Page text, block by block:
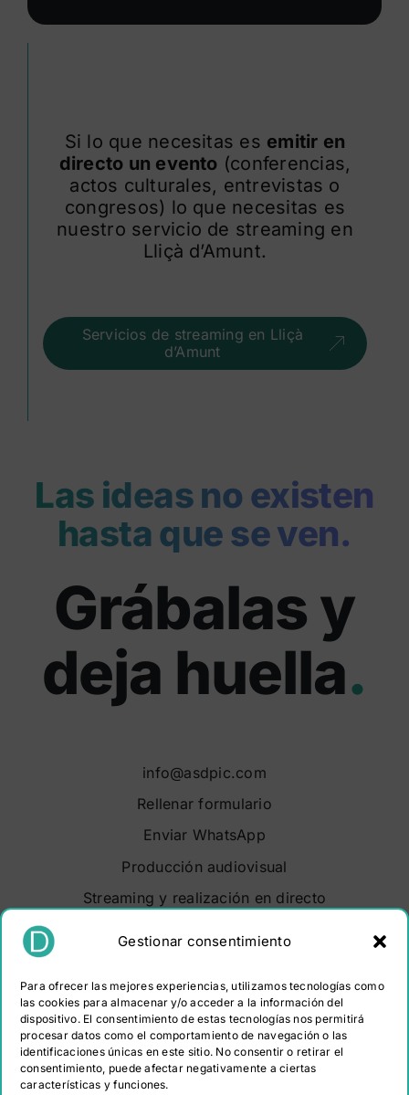
Gestionar consentimiento
Para ofrecer las mejores experiencias, utilizamos tecnologías como
las cookies para almacenar y/o acceder a la información del
dispositivo. El consentimiento de estas tecnologías nos permitirá
procesar datos como el comportamiento de navegación o las
identificaciones únicas en este sitio. No consentir o retirar el
consentimiento, puede afectar negativamente a ciertas
características y funciones.
Si lo que necesitas es emitir en
directo un evento (conferencias,
actos culturales, entrevistas o
congresos) lo que necesitas es
nuestro servicio de streaming en
Lliçà d’Amunt.
Servicios de streaming en Lliçà
d’Amunt
Las ideas no existen
hasta que se ven.
Grábalas y
deja huella.
info@asdpic.com
Rellenar formulario
Enviar WhatsApp
Producción audiovisual
Streaming y realización en directo
Sobre nosotros
Portfolio
Contacto